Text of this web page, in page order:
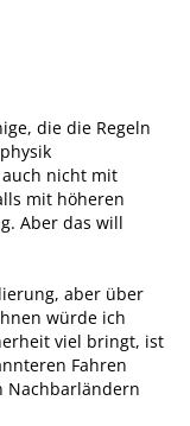
die die Regeln
nicht mit
mit höheren
Aber das will
aber über
würde ich
viel bringt, ist
Fahren
Nachbarländern